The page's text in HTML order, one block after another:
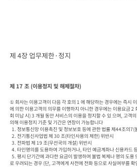
제 4장 업무제한·정지
제 17 조 (이용정지 및 해제절차)
① 회사는 이용고객이 다음 각 호의 1 에 해당하는 경우에는 즉시
에 의한 이용고객의 의무를 이행하지 아니한 경우에는 이용요금 2
회 미납 시) 3 개월 동안 서비스의 이용을 정지할 수 있 으며, 고객
의해 이용정지 기준 및 기간은 연장이 가능합니다
로 우려되는 경우 (단, 고객에게 사전에 전화 등으로 사실여부를